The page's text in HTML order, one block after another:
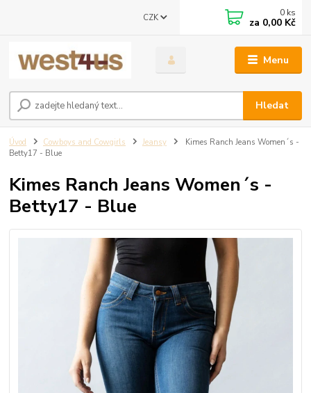
Menu
CZK
Hledat
0 ks
za 0,00 Kč
Úvod Cowboys and Cowgirls Jeansy
Kimes Ranch Jeans Women´s -
Betty17 - Blue
Kimes Ranch Jeans Women´s -
Betty17 - Blue